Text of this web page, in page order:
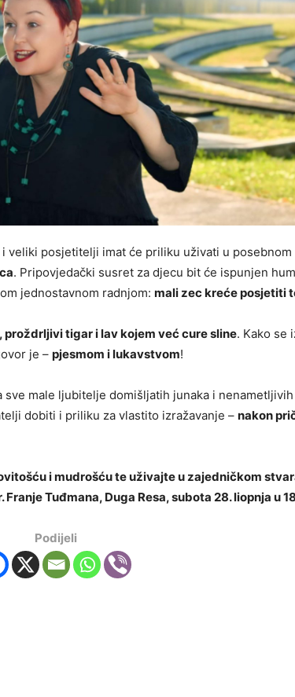
i veliki posjetitelji imat će priliku uživati u posebnom
. Pripovjedački susret za djecu bit će ispunjen
jednostavnom radnjom: mali zec kreće posjetiti
proždrljivi tigar i lav kojem već cure sline. Kako se
je – pjesmom i lukavstvom!
sve male ljubitelje domišljatih junaka i nenametljivih
dobiti i priliku za vlastito izražavanje – nakon
i mudrošću te uživajte u zajedničkom
Tuđmana, Duga Resa, subota 28. liopnja u
Podijeli